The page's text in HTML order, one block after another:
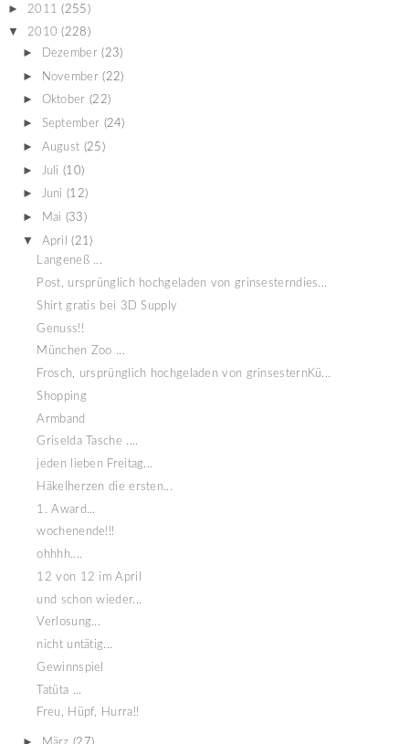
► 2011 (255)
▼ 2010 (228)
► Dezember (23)
► November (22)
► Oktober (22)
► September (24)
► August (25)
► Juli (10)
► Juni (12)
► Mai (33)
▼ April
(21)
Langeneß ...
Post, ursprünglich hochgeladen von grinsesterndies...
Shirt gratis bei 3D Supply
Genuss!!
München Zoo ...
Frosch, ursprünglich hochgeladen von grinsesternKü...
Shopping
Armband
Griselda Tasche ....
jeden lieben Freitag...
Häkelherzen die ersten...
1. Award...
wochenende!!!
ohhhh....
12 von 12 im April
und schon wieder...
Verlosung...
nicht untätig...
Gewinnspiel
Tatüta ...
Freu, Hüpf, Hurra!!